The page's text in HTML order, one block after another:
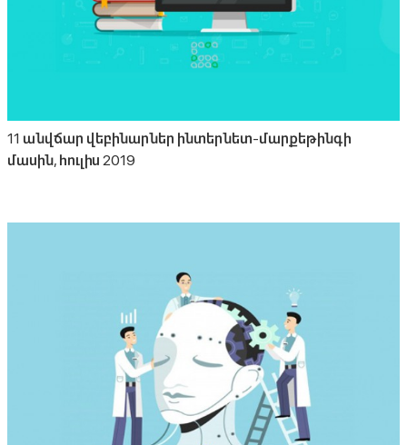
11 անվճար վեբինարներ ինտերնետ-մարքեթինգի
մասին, հուլիս 2019